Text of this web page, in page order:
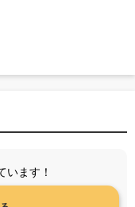
います！